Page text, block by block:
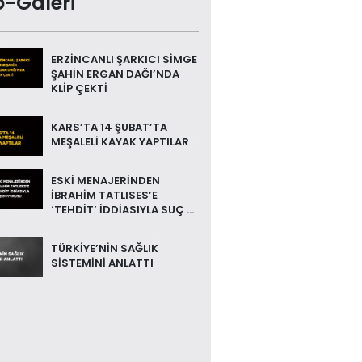
ERZİNCANLI ŞARKICI SİMGE
ŞAHİN ERGAN DAĞI’NDA
KLİP ÇEKTİ
KARS’TA 14 ŞUBAT’TA
MEŞALELİ KAYAK YAPTILAR
ESKİ MENAJERİNDEN
İBRAHİM TATLISES’E
‘TEHDİT’ İDDİASIYLA SUÇ ...
TÜRKİYE’NİN SAĞLIK
SİSTEMİNİ ANLATTI